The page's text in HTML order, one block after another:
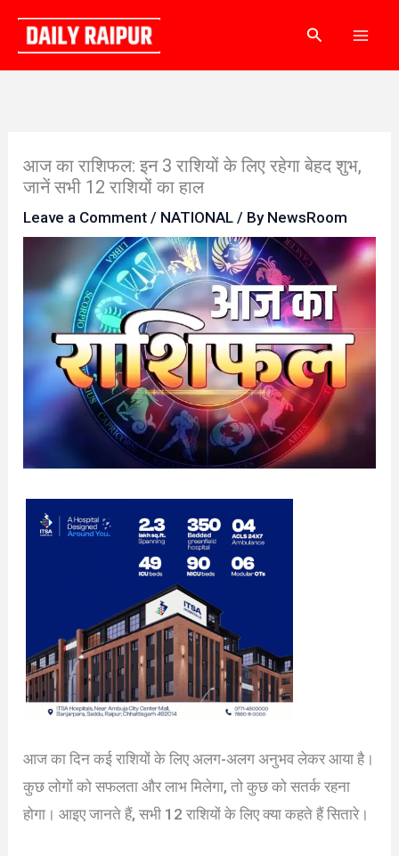
content
Search
आज का राशिफल: इन 3 राशियों के लिए रहेगा बेहद शुभ,
जानें सभी 12 राशियों का हाल
Leave a Comment / NATIONAL / By NewsRoom
आज का दिन कई राशियों के लिए अलग-अलग अनुभव लेकर आया है।
कुछ लोगों को सफलता और लाभ मिलेगा, तो कुछ को सतर्क रहना
होगा। आइए जानते हैं, सभी 12 राशियों के लिए क्या कहते हैं सितारे।